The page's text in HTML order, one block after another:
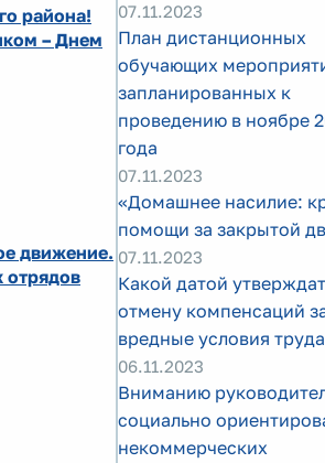
района!
– Днем
движение.
отрядов
07.11.2023
План дистанционных
обучающих
запланированных к
проведению в ноябре
года
07.11.2023
«Домашнее насилие:
помощи за закрытой
07.11.2023
Какой датой
отмену компенсаций
вредные условия труда
06.11.2023
Вниманию
социально
некоммерческих